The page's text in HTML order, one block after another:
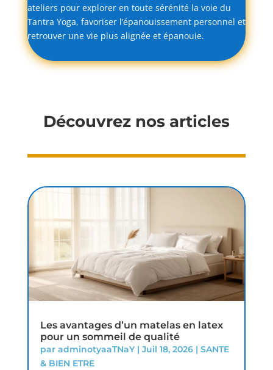
ateliers pour explorer en toute sérénité la voie du
Tantra Yoga, favoriser l’épanouissement personnel et
retrouver une vie plus alignée et épanouie.
Découvrez nos articles
Les avantages d’un matelas en latex
pour un sommeil de qualité
par adminotyaaTNaY| Juil 18, 2026| SANTE
& BIEN ETRE